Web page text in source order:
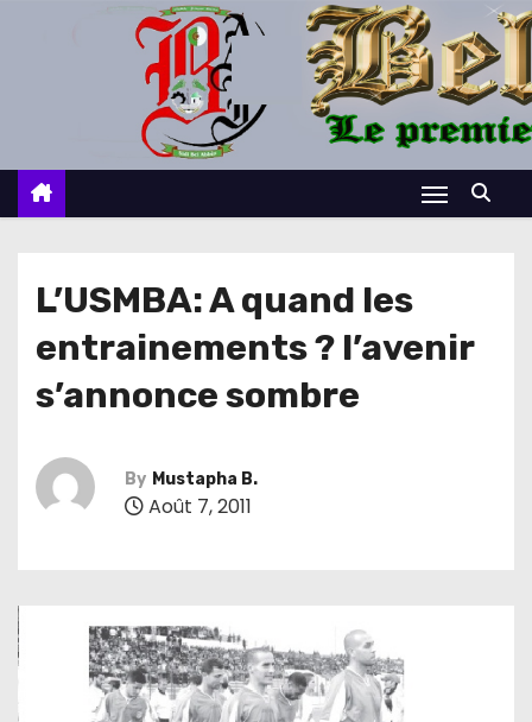
c
L’USMBA: A quand les
entrainements ? l’avenir
s’annonce sombre
By Mustapha B.
Août 7, 2011